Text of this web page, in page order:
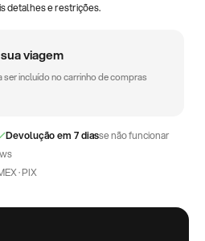
detalhes e restrições.
viagem
ser incluído no carrinho de compras
Devolução em 7 diasse não funcionar
· PIX